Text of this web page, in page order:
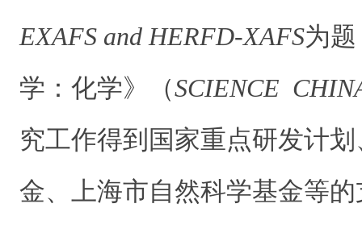
EXAFS and HERFD-XAFS为
学：化学》（SCIENCE
究工作得到国家重点研发计
金、上海市自然科学基金等